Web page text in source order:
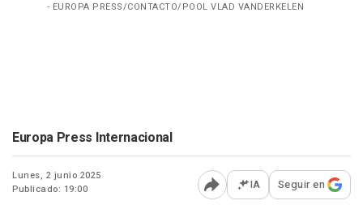
- EUROPA PRESS/CONTACTO/POOL VLAD VANDERKELEN
Europa Press Internacional
Lunes, 2 junio 2025
Publicado: 19:00
Abrir opciones para
IA Seguir en